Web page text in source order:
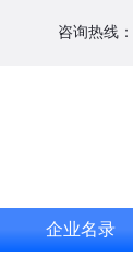
咨询热线：
企业名录